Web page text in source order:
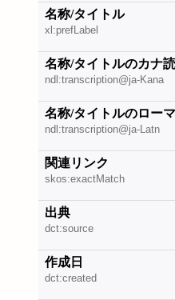
名称/タイトル
xl:prefLabel
名称/タイトルのカナ
ndl:transcription@ja-Kana
名称/タイトルのロー
ndl:transcription@ja-Latn
関連リンク
skos:exactMatch
出典
dct:source
作成日
dct:created